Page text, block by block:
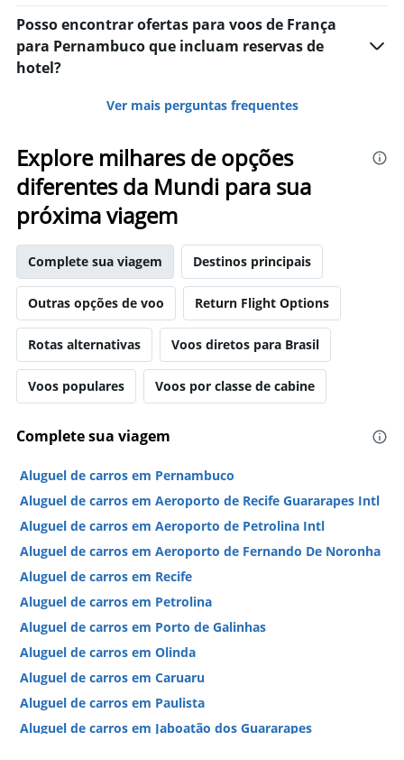
Posso encontrar ofertas para voos de França
para Pernambuco que incluam reservas de
hotel?
Ver mais perguntas frequentes
Explore milhares de opções
diferentes da Mundi para sua
próxima viagem
Complete sua viagem Destinos principais
Outras opções de voo Return Flight Options
Rotas alternativas Voos diretos para Brasil
Voos populares Voos por classe de cabine
Complete sua viagem
Aluguel de carros em Pernambuco
Aluguel de carros em Aeroporto de Recife Guararapes Intl
Aluguel de carros em Aeroporto de Petrolina Intl
Aluguel de carros em Aeroporto de Fernando De Noronha
Aluguel de carros em Recife
Aluguel de carros em Petrolina
Aluguel de carros em Porto de Galinhas
Aluguel de carros em Olinda
Aluguel de carros em Caruaru
Aluguel de carros em Paulista
Aluguel de carros em Jaboatão dos Guararapes